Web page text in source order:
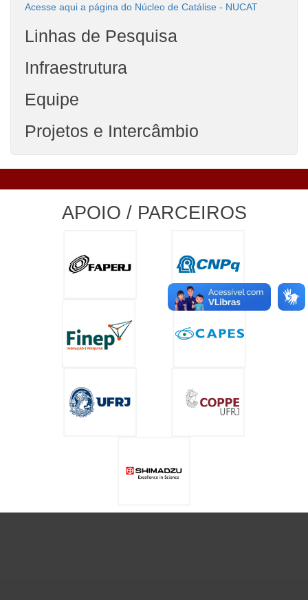
Acesse aqui a página do Núcleo de Catálise - NUCAT
Linhas de Pesquisa
Infraestrutura
Equipe
Projetos e Intercâmbio
APOIO / PARCEIROS